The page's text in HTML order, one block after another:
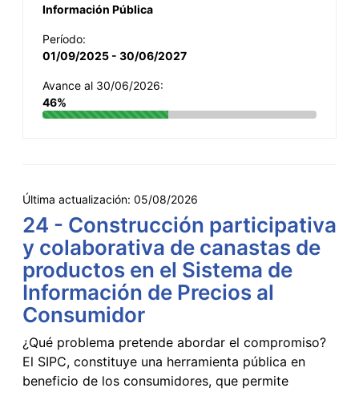
Información Pública
Período:
01/09/2025 - 30/06/2027
Avance al 30/06/2026:
46%
Última actualización: 05/08/2026
24 - Construcción participativa
y colaborativa de canastas de
productos en el Sistema de
Información de Precios al
Consumidor
¿Qué problema pretende abordar el compromiso?
El SIPC, constituye una herramienta pública en
beneficio de los consumidores, que permite